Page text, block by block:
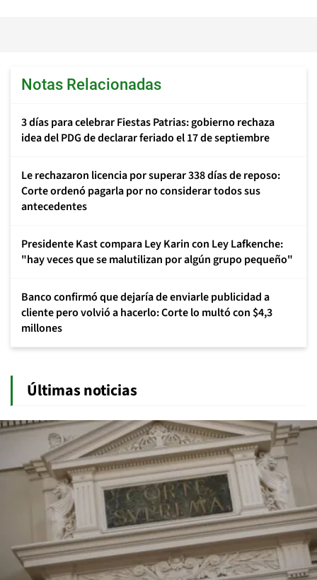
Notas Relacionadas
3 días para celebrar Fiestas Patrias: gobierno rechaza
idea del PDG de declarar feriado el 17 de septiembre
Le rechazaron licencia por superar 338 días de reposo:
Corte ordenó pagarla por no considerar todos sus
antecedentes
Presidente Kast compara Ley Karin con Ley Lafkenche:
"hay veces que se malutilizan por algún grupo pequeño"
Banco confirmó que dejaría de enviarle publicidad a
cliente pero volvió a hacerlo: Corte lo multó con $4,3
millones
Últimas noticias